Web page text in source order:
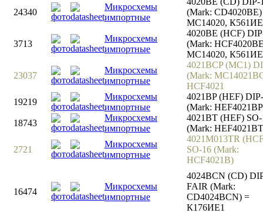
24340
Микросхемы
импортные
(Mark:
MC14020,
3713
Микросхемы
импортные
4020BE (HCF)
(Mark:
MC14020,
23037
Микросхемы
импортные
4021BCP (MC1)
(Mark:
HCF4021
19219
Микросхемы
импортные
4021BP (HEF)
(Mark:
18743
Микросхемы
импортные
4021BT (HEF)
(Mark:
2721
Микросхемы
импортные
4021M013TR
SO-16 (Mark:
HCF4021B)
16474
Микросхемы
импортные
4024BCN (CD)
FAIR (Mark:
CD4024BCN) =
К176ИЕ1